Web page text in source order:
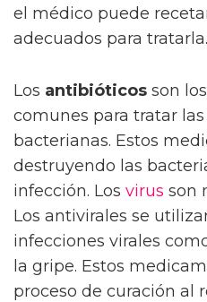
el médico puede
adecuados para tratarla.
Los antibióticos son
comunes para tratar
bacterianas. Estos
destruyendo las
infección. Los virus son
Los antivirales se
infecciones virales
la gripe. Estos
proceso de curación al